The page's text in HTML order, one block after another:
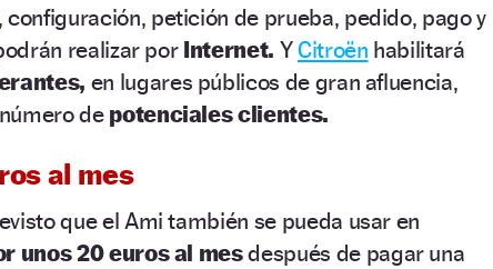
petición de prueba, pedido, pago y
realizar por Internet. YCitroën habilitará
en lugares públicos de gran afluencia,
de potenciales clientes.
al mes
que el Ami también se pueda usar en
unos 20 euros al mesdespués de pagar una